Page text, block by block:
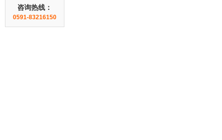
咨询热线：
0591-83216150